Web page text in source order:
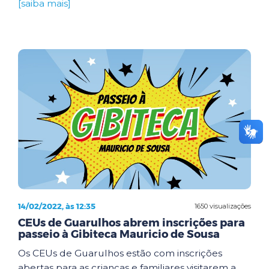
[saiba mais]
1650 visualizações
14/02/2022, às 12:35
CEUs de Guarulhos abrem inscrições para
passeio à Gibiteca Mauricio de Sousa
Os CEUs de Guarulhos estão com inscrições